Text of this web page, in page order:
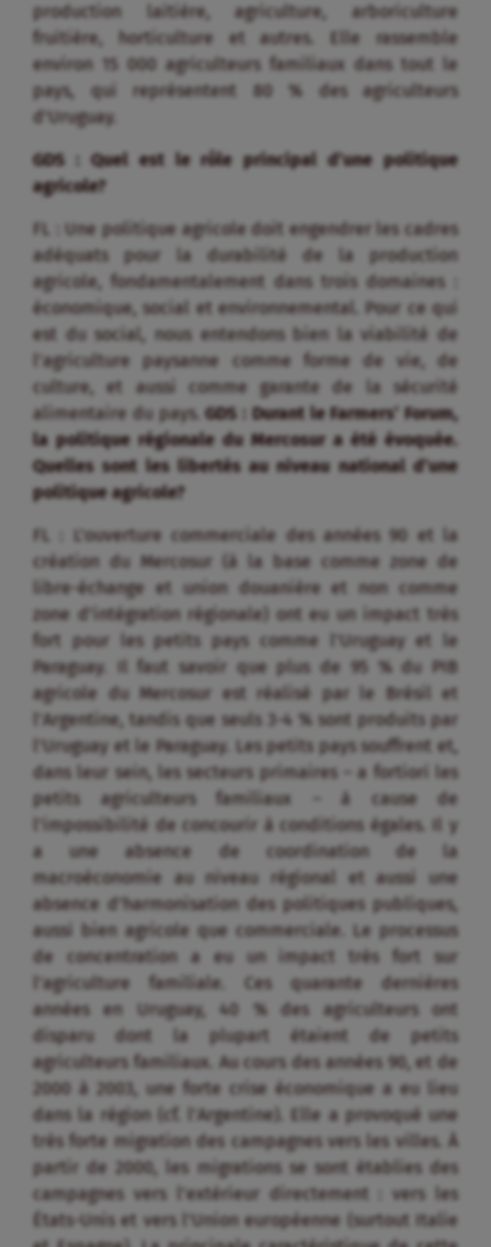
production laitière, agriculture, arboriculture
fruitière, horticulture et autres. Elle rassemble
environ 15 000 agriculteurs familiaux dans tout le
pays, qui représentent 80 % des agriculteurs
d’Uruguay.
GDS : Quel est le rôle principal d’une politique
agricole?
FL : Une politique agricole doit engendrer les cadres
adéquats pour la durabilité de la production
agricole, fondamentalement dans trois domaines :
économique, social et environnemental. Pour ce qui
est du social, nous entendons bien la viabilité de
l’agriculture paysanne comme forme de vie, de
culture, et aussi comme garante de la sécurité
alimentaire du pays.GDS : Durant le Farmers’ Forum,
la politique régionale du Mercosur a été évoquée.
Quelles sont les libertés au niveau national d’une
politique agricole?
FL : L’ouverture commerciale des années 90 et la
création du Mercosur (à la base comme zone de
libre-échange et union douanière et non comme
zone d’intégration régionale) ont eu un impact très
fort pour les petits pays comme l’Uruguay et le
Paraguay. Il faut savoir que plus de 95 % du PIB
agricole du Mercosur est réalisé par le Brésil et
l’Argentine, tandis que seuls 3-4 % sont produits par
l’Uruguay et le Paraguay. Les petits pays souffrent et,
dans leur sein, les secteurs primaires – a fortiori les
petits agriculteurs familiaux – à cause de
l’impossibilité de concourir à conditions égales. Il y
a une absence de coordination de la
macroéconomie au niveau régional et aussi une
absence d’harmonisation des politiques publiques,
aussi bien agricole que commerciale. Le processus
de concentration a eu un impact très fort sur
l’agriculture familiale. Ces quarante dernières
années en Uruguay, 40 % des agriculteurs ont
disparu dont la plupart étaient de petits
agriculteurs familiaux. Au cours des années 90, et de
2000 à 2003, une forte crise économique a eu lieu
dans la région (cf. l’Argentine). Elle a provoqué une
très forte migration des campagnes vers les villes. À
partir de 2000, les migrations se sont établies des
campagnes vers l’extérieur directement : vers les
États-Unis et vers l’Union européenne (surtout Italie